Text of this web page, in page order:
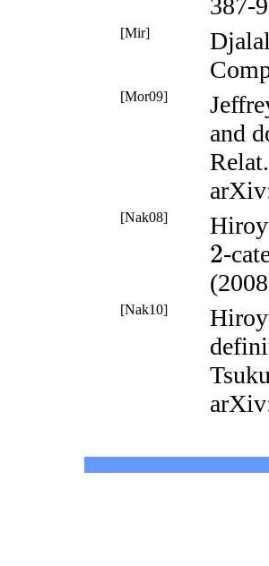
387-
[Mir]
[Mor09]
and
[Nak08]
2-
[Nak10]